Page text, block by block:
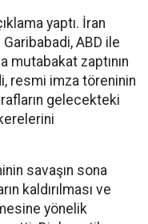
yaptı. İran
Garibabadi, ABD ile
zaptının
resmi imza töreninin
gelecekteki
savaşın sona
kaldırılması ve
yönelik